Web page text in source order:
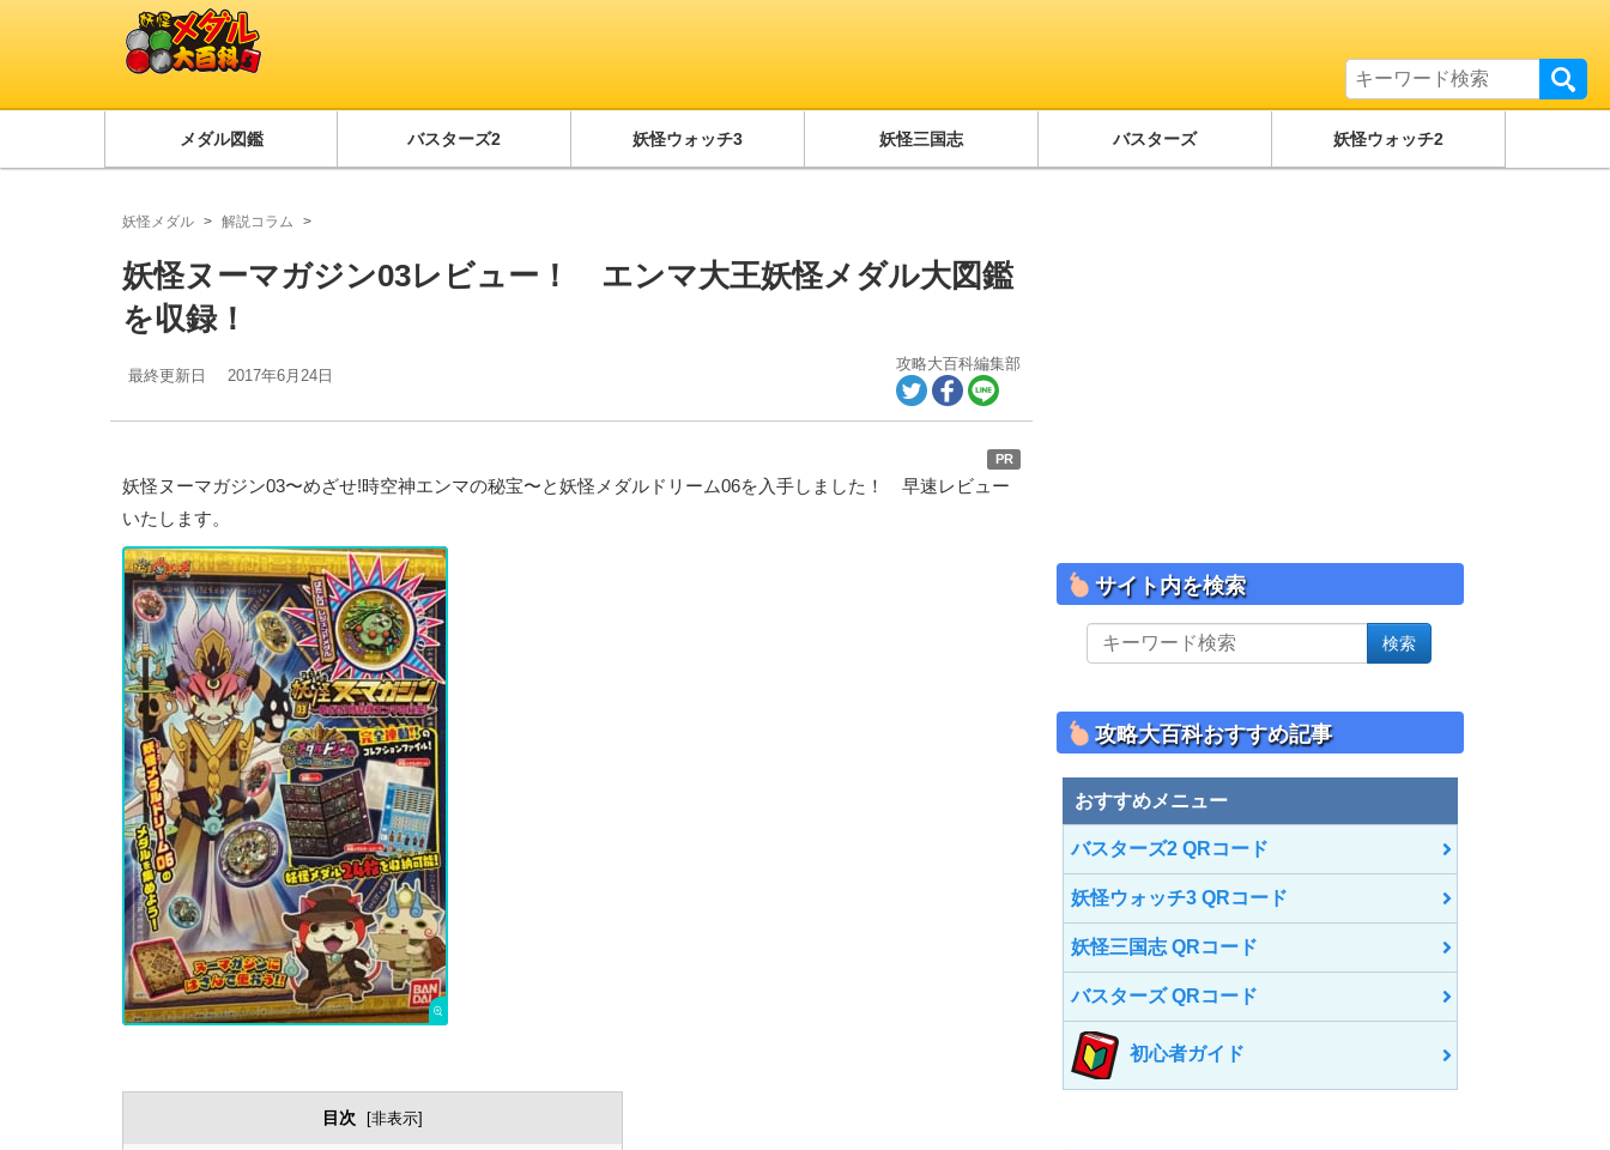
メダル図鑑 バスターズ2 妖怪ウォッチ3 妖怪三国志 バスターズ 妖怪ウォッチ2
妖怪メダル 解説コラム
妖怪ヌーマガジン03レビュー！ エンマ大王妖怪メダル大図鑑
を収録！
最終更新日 2017年6月24日
攻略大百科編集部
PR
妖怪ヌーマガジン03〜めざせ!時空神エンマの秘宝〜と妖怪メダルドリーム06を入手しました！ 早速レビュー
いたします。
目次 [非表示]
サイト内を検索
イ
を
検
索
検索
攻略大百科おすすめ記事
おすすめメニュー
バスターズ2 QRコード
妖怪ウォッチ3 QRコード
妖怪三国志 QRコード
バスターズ QRコード
初心者ガイド